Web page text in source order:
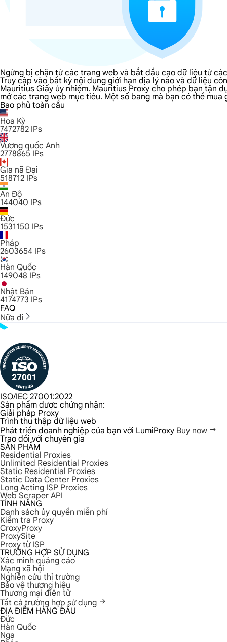
Ngừng bị chặn từ các trang web và bắt đầu cạo dữ liệu từ
Truy cập vào bất kỳ nội dung giới hạn địa lý nào và dữ liệu
Mauritius Giấy ủy nhiệm. Mauritius Proxy cho phép bạn tận
mở các trang web mục tiêu. Một số bang mà bạn có thể mua
Bao phủ toàn cầu
Hoa Kỳ
7472782 IPs
Vương quốc Anh
2778865 IPs
Gia nã Đại
518712 IPs
Ấn Độ
144040 IPs
Đức
1531150 IPs
Pháp
2603654 IPs
Hàn Quốc
149048 IPs
Nhật Bản
4174773 IPs
FAQ
Nữa đi
ISO/IEC 27001:2022
Sản phẩm được chứng nhận:
Giải pháp Proxy
Trình thu thập dữ liệu web
Phát triển doanh nghiệp của bạn với LumiProxy Buy now
Trao đổi với chuyên gia
SẢN PHẨM
Residential Proxies
Unlimited Residential Proxies
Static Residential Proxies
Static Data Center Proxies
Long Acting ISP Proxies
Web Scraper API
TÍNH NĂNG
Danh sách ủy quyền miễn phí
Kiểm tra Proxy
CroxyProxy
ProxySite
Proxy từ ISP
TRƯỜNG HỢP SỬ DỤNG
Xác minh quảng cáo
Mạng xã hội
Nghiên cứu thị trường
Bảo vệ thương hiệu
Thương mại điện tử
Tất cả trường hợp sử dụng
ĐỊA ĐIỂM HÀNG ĐẦU
Đức
Hàn Quốc
Nga